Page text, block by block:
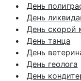
День
День
День скорой
День танца
День
День геолога
День